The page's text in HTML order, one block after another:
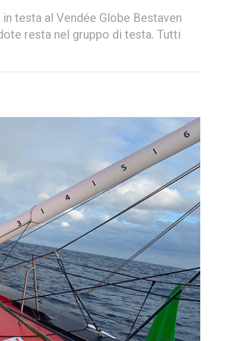
testa al Vendée Globe Bestaven
resta nel gruppo di testa. Tutti